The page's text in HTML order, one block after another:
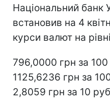
Національний банк
встановив на 4
курси валют на
796,0000 грн за 100
1125,6236 грн за
2,8059 грн за 10